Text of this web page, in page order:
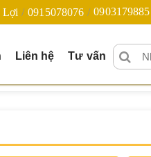
Lợi 0915078076
Liên hệ Tư vấn